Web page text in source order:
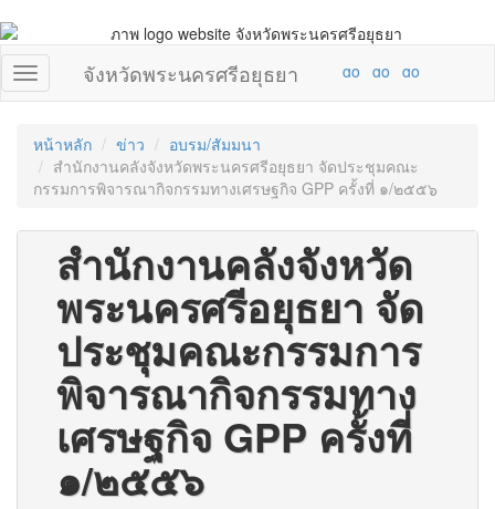
จังหวัดพระนครศรีอยุธยา
หน้าหลัก ข่าว
อบรม/สัมมนา
สำนักงานคลังจังหวัดพระนครศรีอยุธยา จัดประชุมคณะ
กรรมการพิจารณากิจกรรมทางเศรษฐกิจ GPP ครั้งที่ ๑/๒๕๕๖
สำนักงานคลังจังหวัด
พระนครศรีอยุธยา จัด
ประชุมคณะกรรมการ
พิจารณากิจกรรมทาง
เศรษฐกิจ GPP ครั้งที่
๑/๒๕๕๖